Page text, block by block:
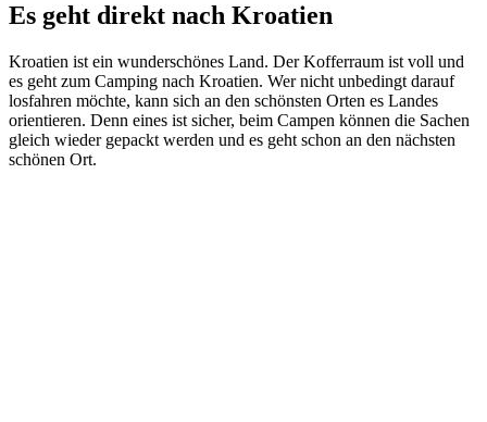
Es geht direkt nach Kroatien
Kroatien ist ein wunderschönes Land. Der Kofferraum ist voll und
es geht zum Camping nach Kroatien. Wer nicht unbedingt darauf
losfahren möchte, kann sich an den schönsten Orten es Landes
orientieren. Denn eines ist sicher, beim Campen können die Sachen
gleich wieder gepackt werden und es geht schon an den nächsten
schönen Ort.